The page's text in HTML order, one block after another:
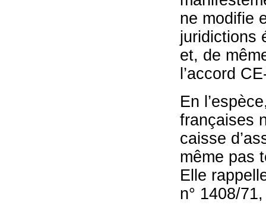
ne modifie
juridictions
et, de
l’accord
En
françaises
caisse
même pas
Elle
n° 1408/